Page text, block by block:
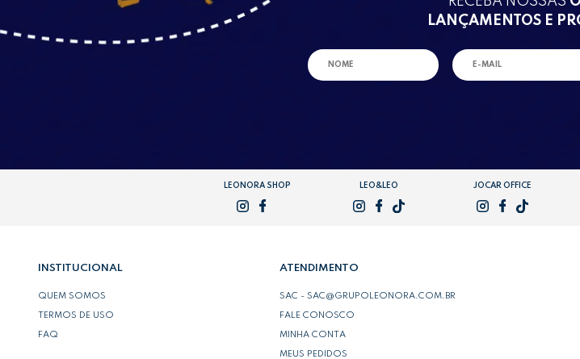
LANÇAMENTOS E
LEONORA SHOP LEO&LEO JOCAR OFFICE
INSTITUCIONAL
QUEM SOMOS
TERMOS DE USO
FAQ
ATENDIMENTO
SAC - SAC@GRUPOLEONORA.COM.BR
FALE CONOSCO
MINHA CONTA
MEUS PEDIDOS